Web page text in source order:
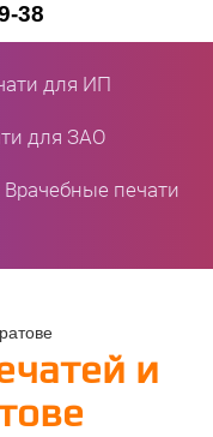
38
для ИП
для ЗАО
Врачебные печати
и